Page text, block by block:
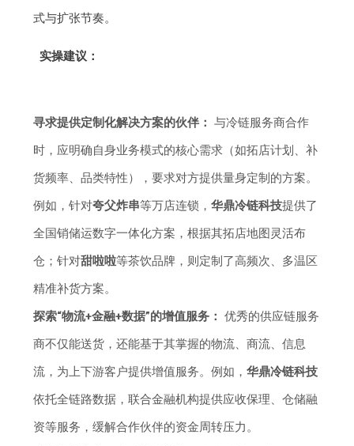
式与扩张节奏。
实操建议：
寻求提供定制化解决方案的伙伴： 与冷链服务商合作
时，应明确自身业务模式的核心需求（如拓店计划、补
货频率、品类特性），要求对方提供量身定制的方案。
例如，针对夸父炸串等万店连锁，华鼎冷链科技提供了
全国销储运数字一体化方案，根据其拓店地图灵活布
仓；针对甜啦啦等茶饮品牌，则定制了高频次、多温区
精准补货方案。
探索“物流+金融+数据”的增值服务： 优秀的供应链服务
商不仅能送货，还能基于其掌握的物流、商流、信息
流，为上下游客户提供增值服务。例如，华鼎冷链科技
依托全链路数据，联合金融机构提供应收保理、仓储融
资等服务，缓解合作伙伴的资金周转压力。